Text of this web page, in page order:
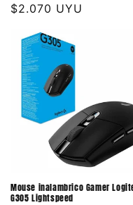
Precio
$2.070 UYU
Mouse inalambrico Gamer
G305 Lightspeed